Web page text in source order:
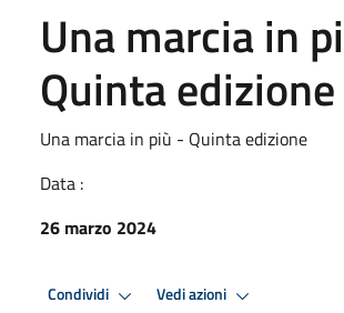
Una marcia in
Quinta edizione
Una marcia in più - Quinta edizione
Data :
26 marzo 2024
Condividi Vedi azioni